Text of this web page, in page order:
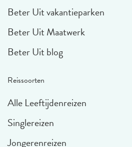
Beter Uit vakantieparken
Beter Uit Maatwerk
Beter Uit blog
Reissoorten
Alle Leeftijdenreizen
Singlereizen
Jongerenreizen